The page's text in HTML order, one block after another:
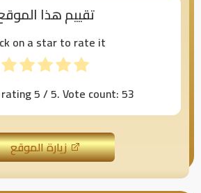
تقييم هذا
on a star to rate it!
5/ 5. Vote count:53
زيارة الموقع